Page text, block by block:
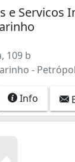
e Servicos
109 b
-
Info